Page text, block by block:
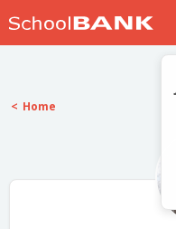
Home